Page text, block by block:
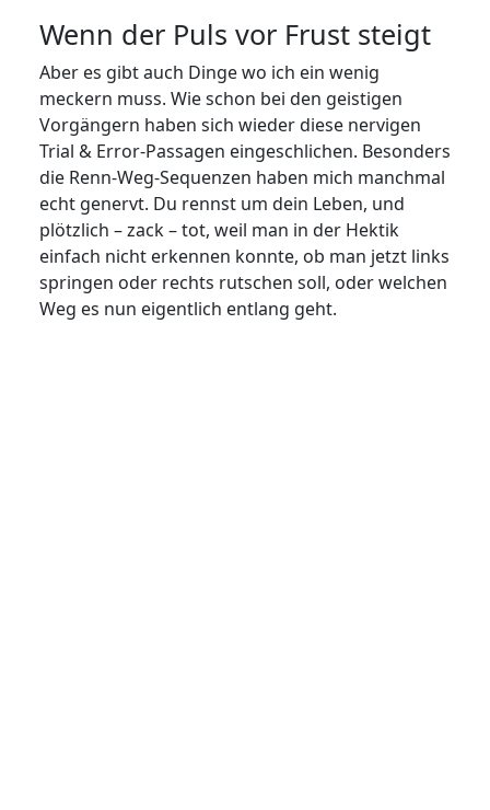
Wenn der Puls vor Frust steigt
Aber es gibt auch Dinge wo ich ein wenig
meckern muss. Wie schon bei den geistigen
Vorgängern haben sich wieder diese nervigen
Trial & Error-Passagen eingeschlichen. Besonders
die Renn-Weg-Sequenzen haben mich manchmal
echt genervt. Du rennst um dein Leben, und
plötzlich – zack – tot, weil man in der Hektik
einfach nicht erkennen konnte, ob man jetzt links
springen oder rechts rutschen soll, oder welchen
Weg es nun eigentlich entlang geht.